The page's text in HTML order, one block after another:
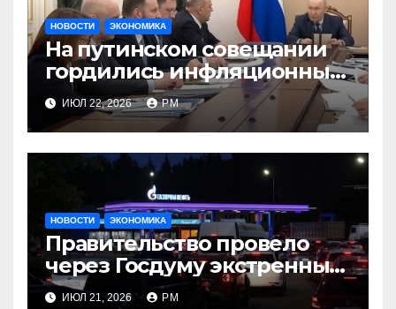
НОВОСТИ ЭКОНОМИКА
На путинском совещании
гордились инфляционным
разгоном
ИЮЛ 22, 2026 РМ
НОВОСТИ ЭКОНОМИКА
Правительство провело
через Госдуму экстренные
топливные меры
ИЮЛ 21, 2026 РМ